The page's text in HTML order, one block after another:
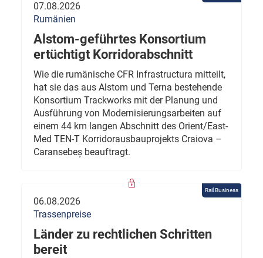
07.08.2026
Rumänien
Alstom-geführtes Konsortium
ertüchtigt Korridorabschnitt
Wie die rumänische CFR Infrastructura mitteilt,
hat sie das aus Alstom und Terna bestehende
Konsortium Trackworks mit der Planung und
Ausführung von Modernisierungsarbeiten auf
einem 44 km langen Abschnitt des Orient/East-
Med TEN-T Korridorausbauprojekts Craiova –
Caransebeș beauftragt.
Rail Business
06.08.2026
Trassenpreise
Länder zu rechtlichen Schritten
bereit